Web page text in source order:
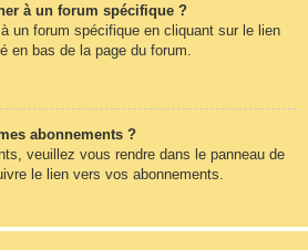
à un forum spécifique ?
un forum spécifique en cliquant sur le lien
en bas de la page du forum.
abonnements ?
veuillez vous rendre dans le panneau de
le lien vers vos abonnements.